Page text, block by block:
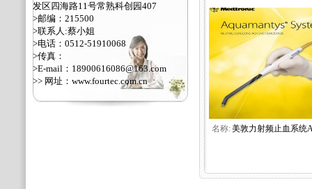
发区四海路11号常熟科创园407
>邮编：215500
>联系人:蔡小姐
>电话：0512-51910068
>传真：
>E-mail：18900616086@163.com
>> 网址： www.fourtec.com.cn
名称:美敦力射频止血系统